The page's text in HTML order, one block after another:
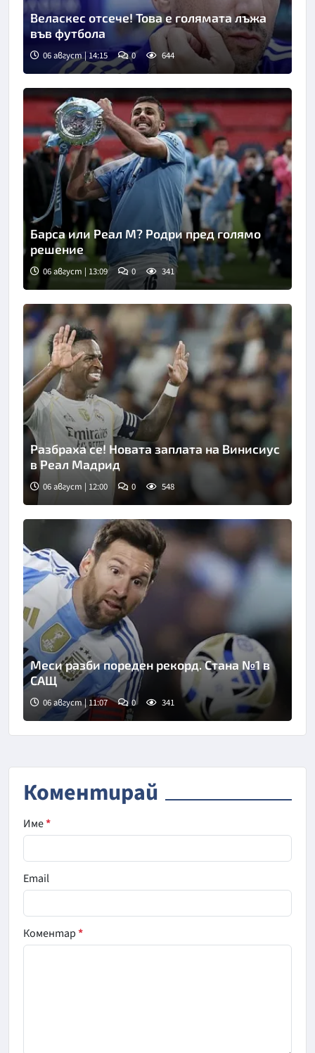
Веласкес отсече! Това е голямата лъжа
във футбола
06 август | 14:15 0 644
Барса или Реал М? Родри пред голямо
решение
06 август | 13:09 0 341
Разбраха се! Новата заплата на Винисиус
в Реал Мадрид
06 август | 12:00 0 548
Меси разби пореден рекорд. Стана №1 в
САЩ
06 август | 11:07 0 341
Коментирай
Име*
Email
Коментар*